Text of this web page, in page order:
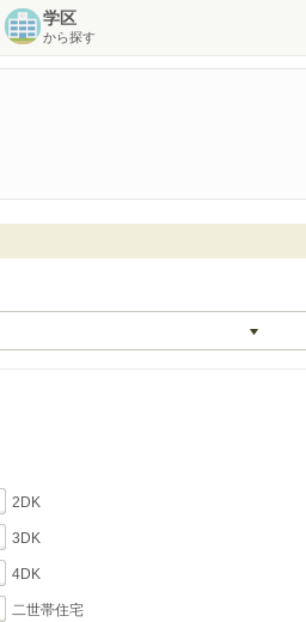
学区
から探す
2DK
3DK
4DK
二世帯住宅